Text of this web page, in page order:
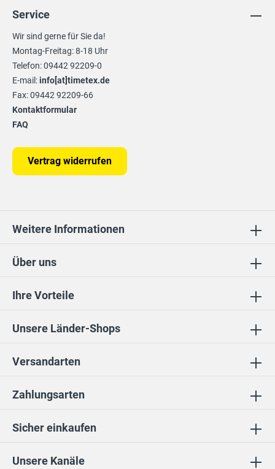
Unsere Kanäle
Ihre Vorteile
Unsere Länder-Shops
Sicher einkaufen
Über uns
Service
Wir sind gerne für Sie da!
Montag-Freitag: 8-18 Uhr
Telefon: 09442 92209-0
E-mail:info[at]timetex.de
Fax: 09442 92209-66
Kontaktformular
FAQ
Vertrag widerrufen
Weitere Informationen
Zahlungsarten
Versandarten